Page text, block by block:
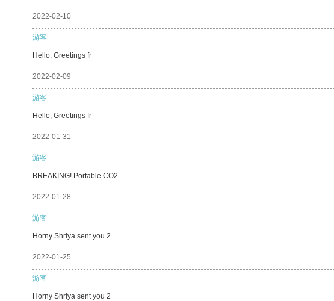
2022-02-10
游客
Hello, Greetings fr
2022-02-09
游客
Hello, Greetings fr
2022-01-31
游客
BREAKING! Portable CO2
2022-01-28
游客
Horny Shriya sent you 2
2022-01-25
游客
Horny Shriya sent you 2